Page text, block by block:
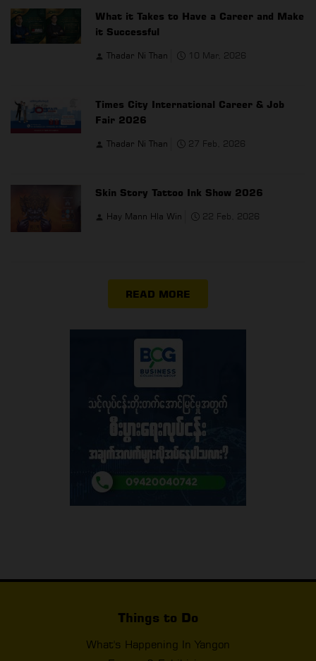
What it Takes to Have a Career and Make
it Successful
Thadar Ni Than 10 Mar, 2026
Times City International Career & Job
Fair 2026
Thadar Ni Than 27 Feb, 2026
Skin Story Tattoo Ink Show 2026
Hay Mann Hla Win 22 Feb, 2026
READ MORE
Things to Do
What's Happening In Yangon